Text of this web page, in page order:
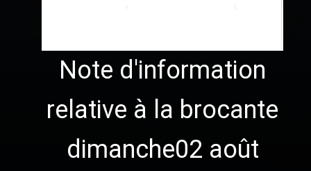
Note d'information
relative à la brocante
dimanche02 août